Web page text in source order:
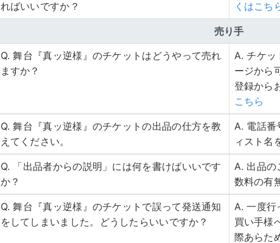
ればいいですか？
くはこち
売り手
Q. 舞台『真ッ逆様』のチケットはどうやって売れ
ますか？
A. チケッ
ージから
登録から
こちら
Q. 舞台『真ッ逆様』のチケットの出品の仕方を教
えてください。
A. 電話番
ィスト名
Q. 「出品者からの説明」には何を書けばいいです
か？
A. 出品の
数料の有
Q. 舞台『真ッ逆様』のチケットで誤って発送通知
をしてしまいました。どうしたらいいですか？
A. 一度行
買い手様
際あらた